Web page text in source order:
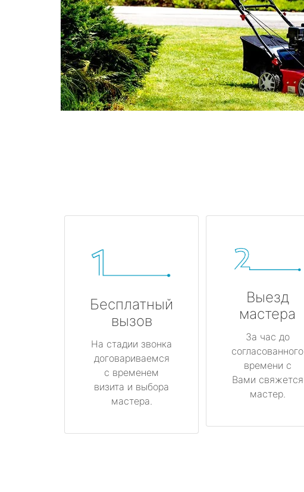
Бесплатный
вызов
На стадии звонка
договариваемся
с временем
визита и выбора
мастера.
Выезд
мастера
За час до
согласованного
времени с
Вами свяжется
мастер.